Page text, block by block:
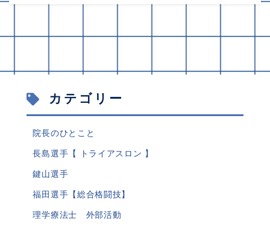
カテゴリー
院長のひとこと
長島選手【 トライアスロン 】
鍵山選手
福田選手【総合格闘技】
理学療法士 外部活動